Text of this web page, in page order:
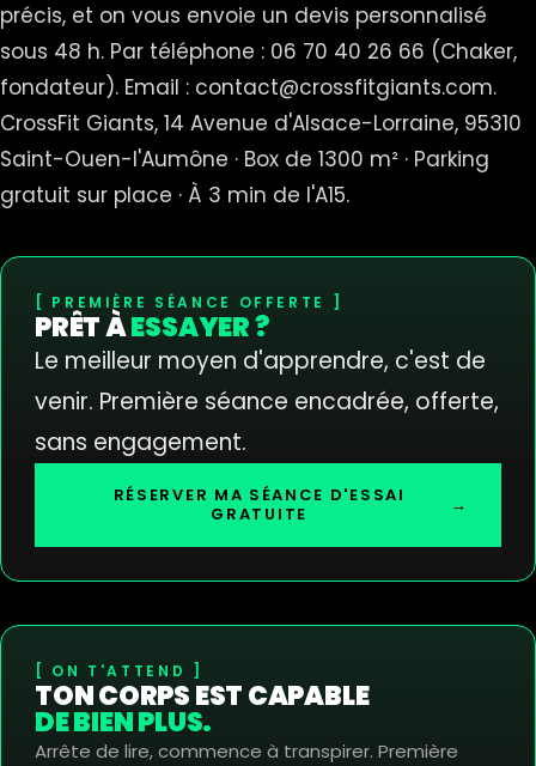
précis, et on vous envoie un devis personnalisé
sous 48 h. Par téléphone : 06 70 40 26 66 (Chaker,
fondateur). Email : contact@crossfitgiants.com.
CrossFit Giants, 14 Avenue d'Alsace-Lorraine, 95310
Saint-Ouen-l'Aumône · Box de 1300 m² · Parking
gratuit sur place · À 3 min de l'A15.
PREMIÈRE SÉANCE OFFERTE
PRÊT ÀESSAYER ?
Le meilleur moyen d'apprendre, c'est de
venir. Première séance encadrée, offerte,
sans engagement.
RÉSERVER MA SÉANCE D'ESSAI
GRATUITE
→
ON T'ATTEND
TON CORPS EST CAPABLE
DE BIEN PLUS.
Arrête de lire, commence à transpirer. Première